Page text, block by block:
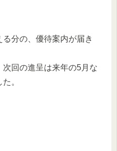
分の、優待案内が届き
回の進呈は来年の5月な
。